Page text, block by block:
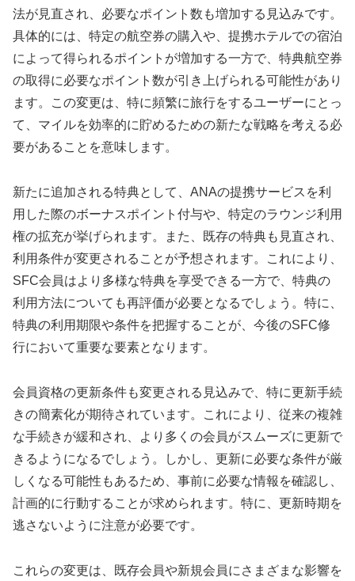
法が見直され、必要なポイント数も増加する見込みです。
具体的には、特定の航空券の購入や、提携ホテルでの宿泊
によって得られるポイントが増加する一方で、特典航空券
の取得に必要なポイント数が引き上げられる可能性があり
ます。この変更は、特に頻繁に旅行をするユーザーにとっ
て、マイルを効率的に貯めるための新たな戦略を考える必
要があることを意味します。
新たに追加される特典として、ANAの提携サービスを利
用した際のボーナスポイント付与や、特定のラウンジ利用
権の拡充が挙げられます。また、既存の特典も見直され、
利用条件が変更されることが予想されます。これにより、
SFC会員はより多様な特典を享受できる一方で、特典の
利用方法についても再評価が必要となるでしょう。特に、
特典の利用期限や条件を把握することが、今後のSFC修
行において重要な要素となります。
会員資格の更新条件も変更される見込みで、特に更新手続
きの簡素化が期待されています。これにより、従来の複雑
な手続きが緩和され、より多くの会員がスムーズに更新で
きるようになるでしょう。しかし、更新に必要な条件が厳
しくなる可能性もあるため、事前に必要な情報を確認し、
計画的に行動することが求められます。特に、更新時期を
逃さないように注意が必要です。
これらの変更は、既存会員や新規会員にさまざまな影響を